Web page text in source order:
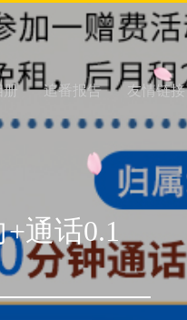
册 追番报告 友情链接
通话0.1